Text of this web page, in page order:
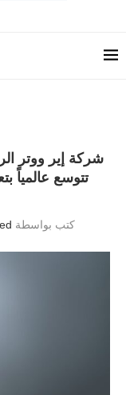
شركة إير ووتر
تتوسع عالمياً
كتب بواسطة